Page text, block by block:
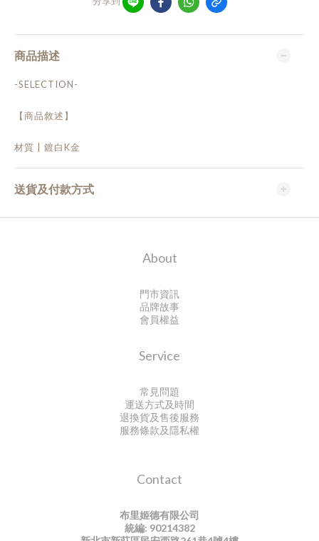
商品描述
-SELECTION-
【商品敘述】
材質 | 鍍白K金
送貨及付款方式
About
門市資訊
品牌故事
會員權益
Service
常見問題
運送方式及時間
退換貨及售後服務
服務條款及隱私權
Contact
布里姬德有限公司
統編: 90214382